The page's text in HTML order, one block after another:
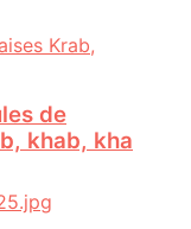
de
khab, kha